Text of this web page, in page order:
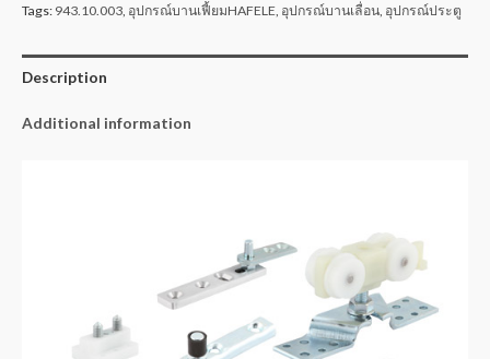
Tags: 943.10.003 อุปกรณ์บานเฟี้ยมHAFELE อุปกรณ์บานเลื่อน อุปกรณ์ประตู
Description
Additional information